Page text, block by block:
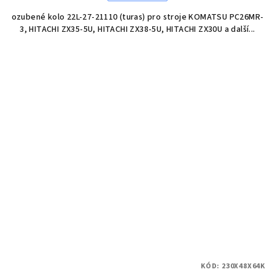
ozubené kolo 22L-27-21110 (turas) pro stroje KOMATSU PC26MR-
3, HITACHI ZX35-5U, HITACHI ZX38-5U, HITACHI ZX30U a další...
KÓD: 230X48X64K